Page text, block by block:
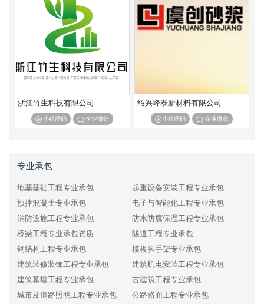
浙江竹生科技有限公司
小程序码 企业微信
绍兴峰泰新材料有限公司
小程序码 企业微信
专业承包
地基基础工程专业承包
起重设备安装工程专业承包
预拌混凝土专业承包
电子与智能化工程专业承包
消防设施工程专业承包
防水防腐保温工程专业承包
桥梁工程专业承包资质
隧道工程专业承包
钢结构工程专业承包
模板脚手架专业承包
建筑装修装饰工程专业承包
建筑机电安装工程专业承包
建筑幕墙工程专业承包
古建筑工程专业承包
城市及道路照明工程专业承包
公路路面工程专业承包